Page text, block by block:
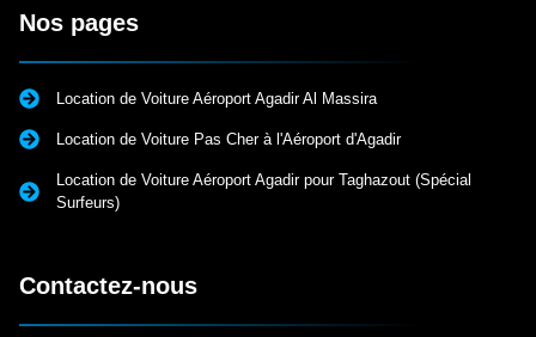
Nos pages
Location de Voiture Aéroport Agadir Al Massira
Location de Voiture Pas Cher à l'Aéroport d'Agadir
Location de Voiture Aéroport Agadir pour Taghazout (Spécial
Surfeurs)
Contactez-nous